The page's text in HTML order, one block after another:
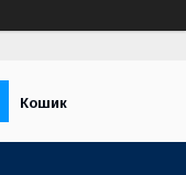
Кошик